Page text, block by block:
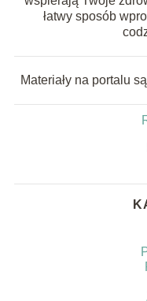
łatwy sposób
Materiały na portalu